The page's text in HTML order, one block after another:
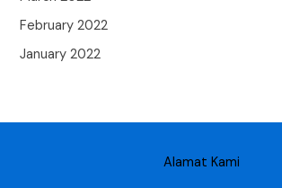
February 2022
January 2022
Alamat Kami